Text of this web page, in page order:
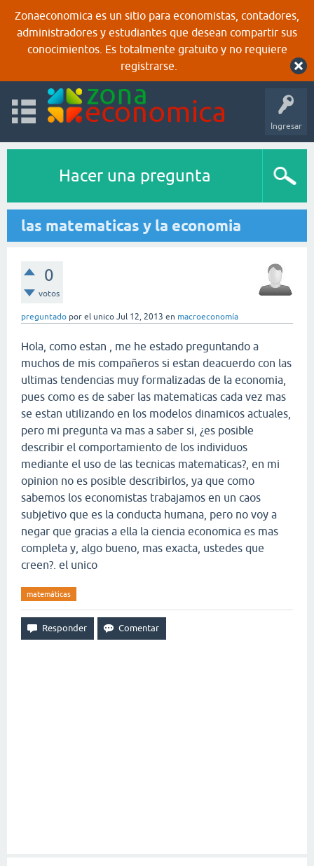
Zonaeconomica es un sitio para economistas, contadores,
administradores y estudiantes que desean compartir sus
conocimientos. Es totalmente gratuito y no requiere
registrarse.
Ingresar
Hacer una pregunta
las matematicas y la economia
0
votos
preguntado por el unico Jul 12, 2013 en macroeconomía
Hola, como estan , me he estado preguntando a
muchos de mis compañeros si estan deacuerdo con las
ultimas tendencias muy formalizadas de la economia,
pues como es de saber las matematicas cada vez mas
se estan utilizando en los modelos dinamicos actuales,
pero mi pregunta va mas a saber si, ¿es posible
describir el comportamiento de los individuos
mediante el uso de las tecnicas matematicas?, en mi
opinion no es posible describirlos, ya que como
sabemos los economistas trabajamos en un caos
subjetivo que es la conducta humana, pero no voy a
negar que gracias a ella la ciencia economica es mas
completa y, algo bueno, mas exacta, ustedes que
creen?. el unico
matemáticas